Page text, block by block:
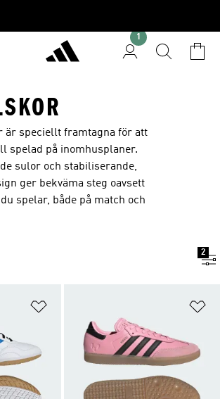
är speciellt framtagna för att
spelad på inomhusplaner.
sulor och stabiliserande,
ger bekväma steg oavsett
spelar, både på match och
2